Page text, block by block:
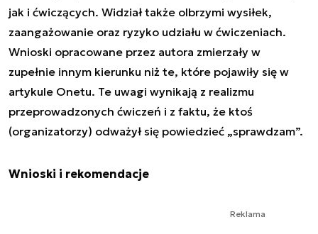
jak i ćwiczących. Widział także olbrzymi wysiłek,
zaangażowanie oraz ryzyko udziału w ćwiczeniach.
Wnioski opracowane przez autora zmierzały w
zupełnie innym kierunku niż te, które pojawiły się w
artykule Onetu. Te uwagi wynikają z realizmu
przeprowadzonych ćwiczeń i z faktu, że ktoś
(organizatorzy) odważył się powiedzieć „sprawdzam”.
Wnioski i rekomendacje
Reklama